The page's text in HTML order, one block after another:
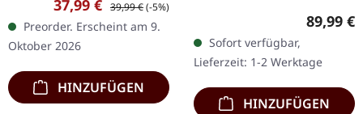
Chaos Records. Crystal
Clear/Blood Splatter
Doppel-Vinyl im…
37,99 € 39,99 €(-5%)
Preorder. Erscheint am 9.
Oktober 2026
HINZUFÜGEN
Supreme Chaos Records.
handgearbeitete Holzbox
mit graviertem…
89,99 €
Sofort verfügbar,
Lieferzeit: 1-2 Werktage
HINZUFÜGEN